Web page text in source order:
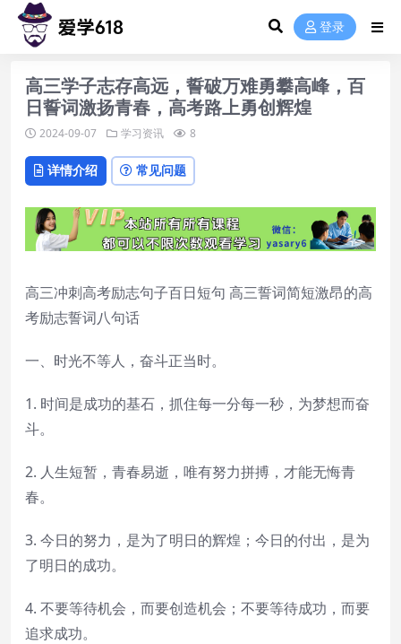
登录
高三学子志存高远，誓破万难勇攀高峰，百
日誓词激扬青春，高考路上勇创辉煌
2024-09-07 学习资讯 8
详情介绍 常见问题
高三冲刺高考励志句子百日短句 高三誓词简短激昂的高
考励志誓词八句话
一、时光不等人，奋斗正当时。
1. 时间是成功的基石，抓住每一分每一秒，为梦想而奋
斗。
2. 人生短暂，青春易逝，唯有努力拼搏，才能无悔青
春。
3. 今日的努力，是为了明日的辉煌；今日的付出，是为
了明日的成功。
4. 不要等待机会，而要创造机会；不要等待成功，而要
追求成功。